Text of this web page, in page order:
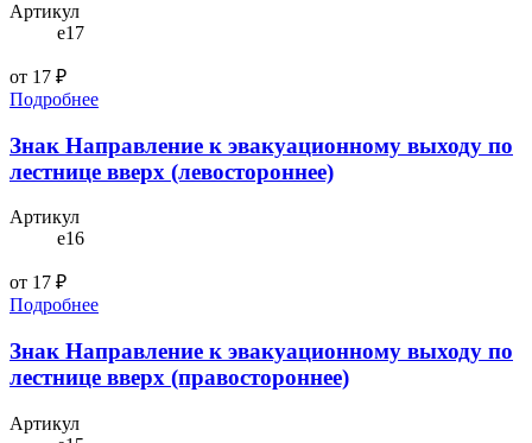
Артикул
e17
от 17 ₽
Подробнее
Знак Направление к эвакуационному выходу по
лестнице вверх (левостороннее)
Артикул
e16
от 17 ₽
Подробнее
Знак Направление к эвакуационному выходу по
лестнице вверх (правостороннее)
Артикул